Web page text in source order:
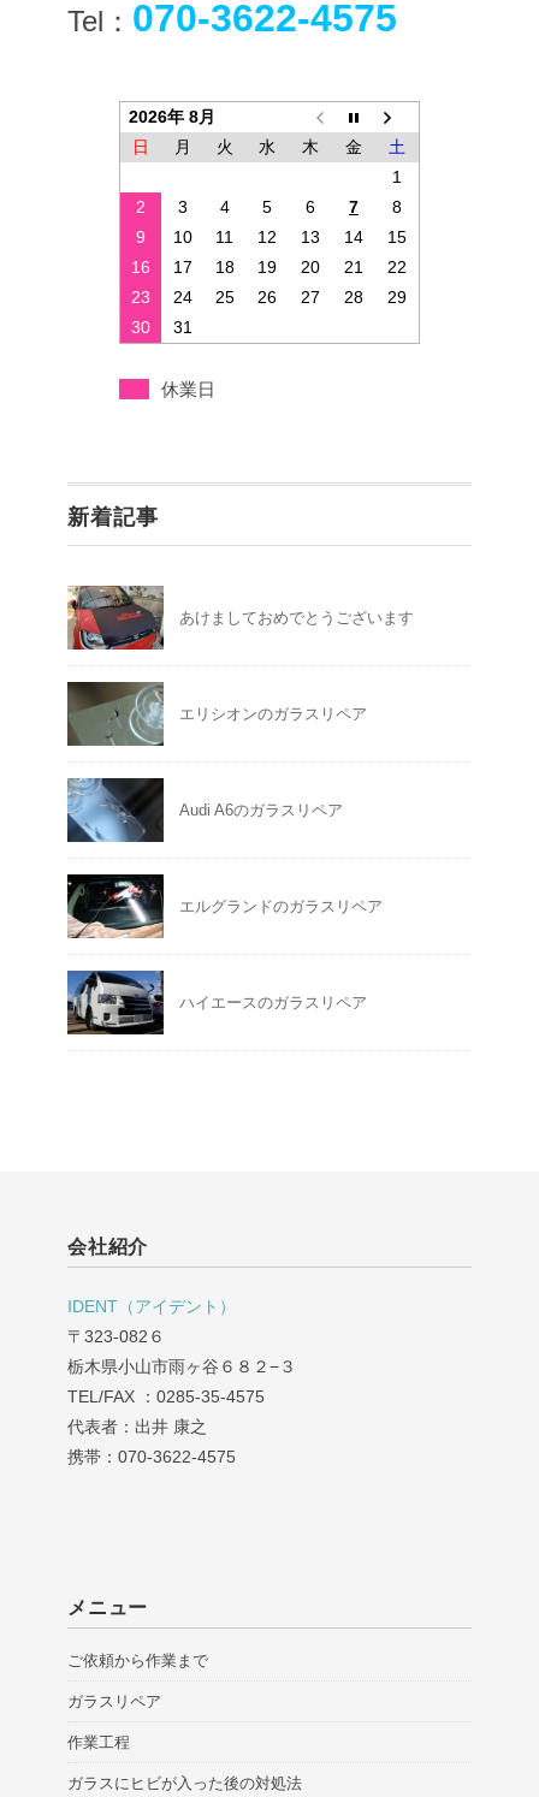
Tel： 070-3622-4575
2026年 8月
日
月 火 水 木 金
土
1
2
3 4 5 6 7
8
9
10 11 12 13 14
15
16
17 18 19 20 21
22
23
24 25 26 27 28
29
30
31
休業日
新着記事
あけましておめでとうございます
エリシオンのガラスリペア
Audi A6のガラスリペア
エルグランドのガラスリペア
ハイエースのガラスリペア
会社紹介
IDENT（アイデント）
〒323-082６
栃木県小山市雨ヶ谷６８２−３
TEL/FAX ：0285-35-4575
代表者：出井 康之
携帯：070-3622-4575
メニュー
ご依頼から作業まで
ガラスリペア
作業工程
ガラスにヒビが入った後の対処法